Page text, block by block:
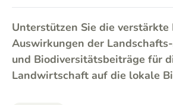
Unterstützen Sie die
Auswirkungen der
und Biodiversitätsbeiträge für
Landwirtschaft auf die lokale